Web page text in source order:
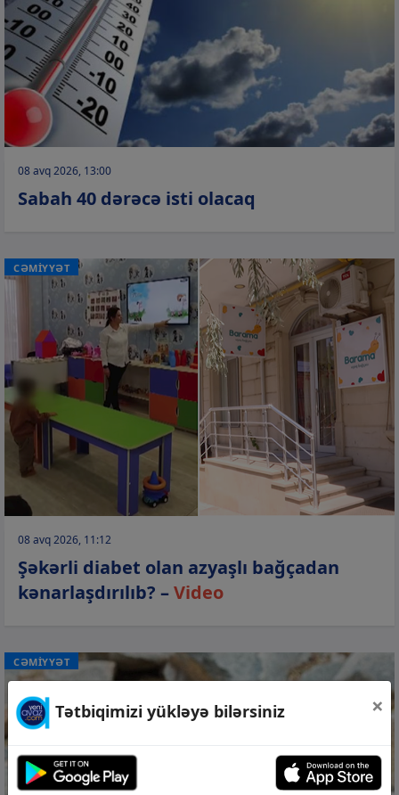
08 avq 2026, 13:00
Sabah 40 dərəcə isti olacaq
CƏMİYYƏT
08 avq 2026, 11:12
Şəkərli diabet olan azyaşlı bağçadan
kənarlaşdırılıb? –Video
CƏMİYYƏT
Tətbiqimizi yükləyə bilərsiniz ×